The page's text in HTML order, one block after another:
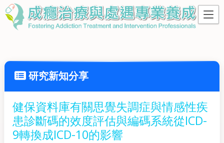
研究新知分享
健保資料庫有關思覺失調症與情感性疾
患診斷碼的效度評估與編碼系統從ICD-
9轉換成ICD-10的影響